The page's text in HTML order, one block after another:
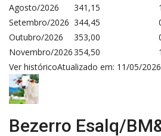
Agosto/2026
341,15
Setembro/2026 344,45
Outubro/2026
353,00
Novembro/2026354,50
Ver históricoAtualizado em: 11/05/2026
Bezerro Esalq/